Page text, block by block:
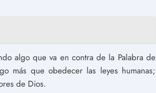
algo que va en contra de la Palabra de
más que obedecer las leyes humanas;
de Dios.